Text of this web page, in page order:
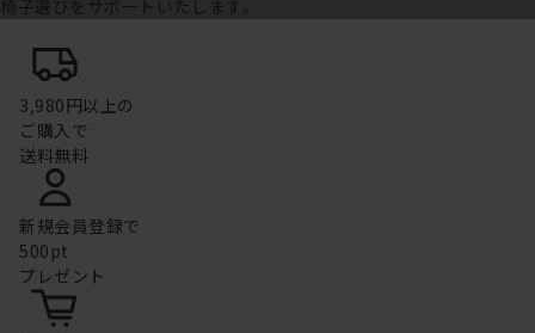
椅子選びをサポートいたします。
3,980円以上の
ご購入で
送料無料
新規会員登録で
500pt
プレゼント